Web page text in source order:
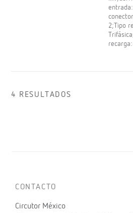
2;Tipo
recarga:
4 RESULTADOS
CONTACTO
Circutor México